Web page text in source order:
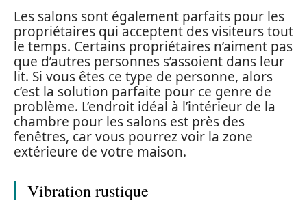
Les salons sont également parfaits pour les
propriétaires qui acceptent des visiteurs tout
le temps. Certains propriétaires n’aiment pas
que d’autres personnes s’assoient dans leur
lit. Si vous êtes ce type de personne, alors
c’est la solution parfaite pour ce genre de
problème. L’endroit idéal à l’intérieur de la
chambre pour les salons est près des
fenêtres, car vous pourrez voir la zone
extérieure de votre maison.
Vibration rustique